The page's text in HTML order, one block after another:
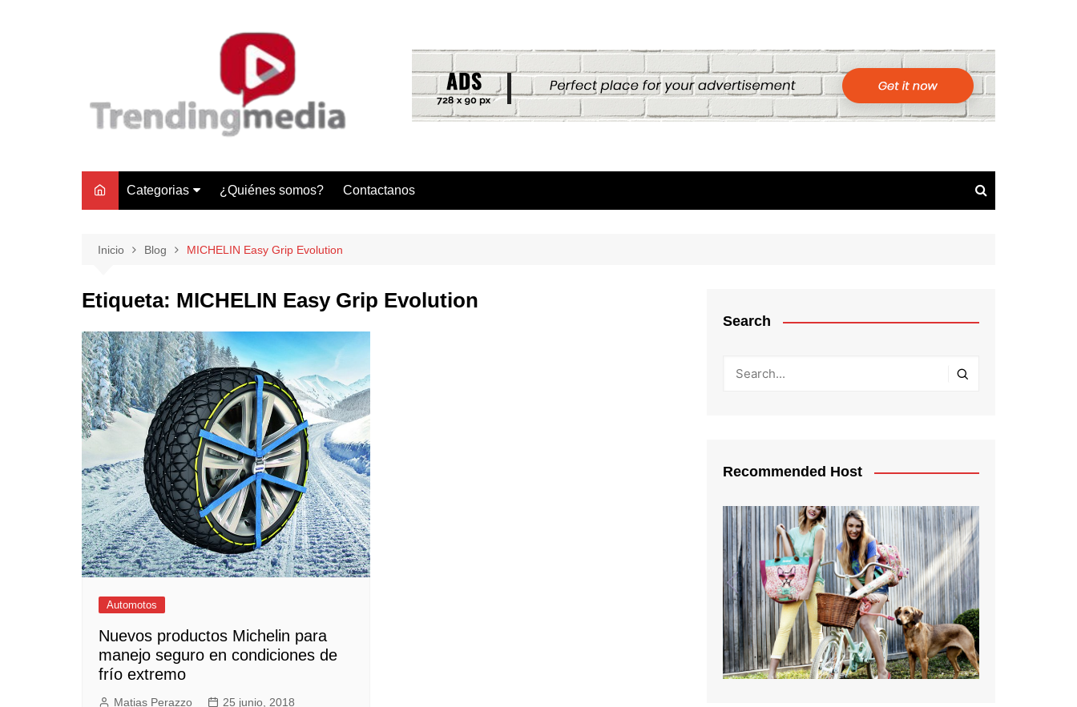
Categorias
Negocios
Lifestyle
Motores
Tecnología y Gadgets
Empresas y Negocios
Automotos
Espectáculos
Trendy News
LifeStyle
Negocios
¿Quiénes somos? Contactanos
Inicio Blog MICHELIN Easy Grip Evolution
Etiqueta: MICHELIN Easy Grip Evolution
Automotos
Nuevos productos Michelin para
manejo seguro en condiciones de
frío extremo
Matias Perazzo 25 junio, 2018
Search
Recommended Host